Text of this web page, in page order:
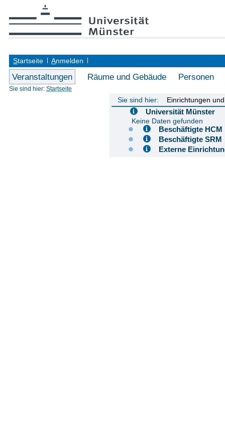
Startseite Anmelden
Veranstaltungen Räume und Gebäude Personen
Sie sind hier: Startseite
Sie sind hier: Einrichtungen
Universität Münster
Keine Daten gefunden
Beschäftigte
Beschäftigte
Externe